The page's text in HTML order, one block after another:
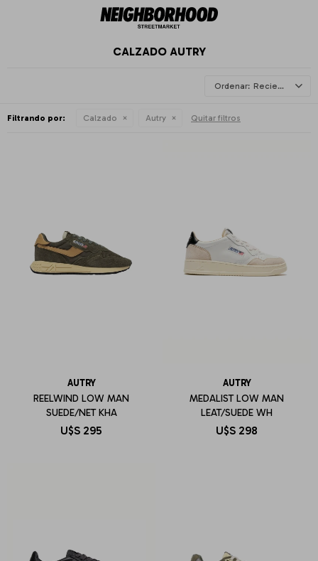
CALZADO AUTRY
Recientes
Filtrando por: Calzado Autry Quitar filtros
AUTRY
REELWIND LOW MAN
SUEDE/NET KHA
U$S 295
AUTRY
MEDALIST LOW MAN
LEAT/SUEDE WH
U$S 298